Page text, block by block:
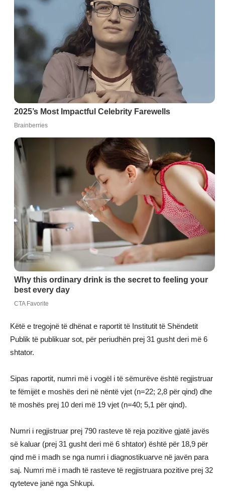
Këtë e tregojnë të dhënat e raportit të Institutit të Shëndetit
Publik të publikuar sot, për periudhën prej 31 gusht deri më 6
shtator.
Sipas raportit, numri më i vogël i të sëmurëve është regjistruar
te fëmijët e moshës deri në nëntë vjet (n=22; 2,8 për qind) dhe
të moshës prej 10 deri më 19 vjet (n=40; 5,1 për qind).
Numri i regjistruar prej 790 rasteve të reja pozitive gjatë javës
së kaluar (prej 31 gusht deri më 6 shtator) është për 18,9 për
qind më i madh se nga numri i diagnostikuarve në javën para
saj. Numri më i madh të rasteve të regjistruara pozitive prej 32
qyteteve janë nga Shkupi.